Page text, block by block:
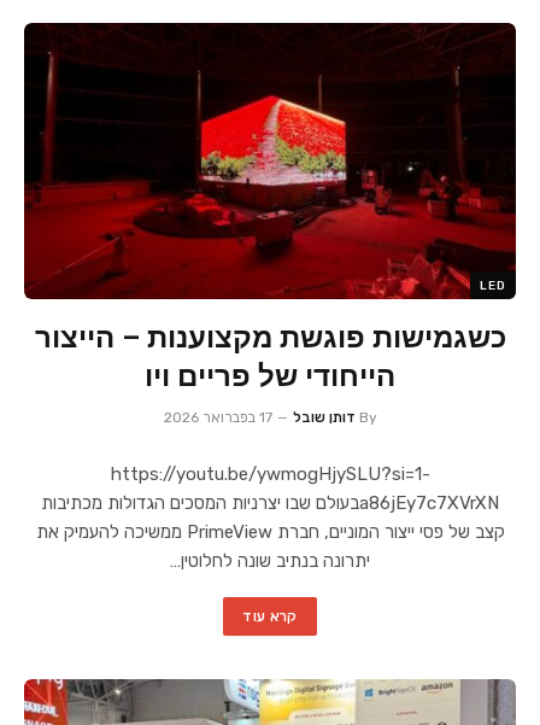
LED
כשגמישות פוגשת מקצוענות – הייצור
הייחודי של פריים ויו
By דותן שובל 17 בפברואר 2026
https://youtu.be/ywmogHjySLU?si=1-
a86jEy7c7XVrXNבעולם שבו יצרניות המסכים הגדולות מכתיבות
קצב של פסי ייצור המוניים, חברת PrimeView ממשיכה להעמיק את
יתרונה בנתיב שונה לחלוטין…
קרא עוד